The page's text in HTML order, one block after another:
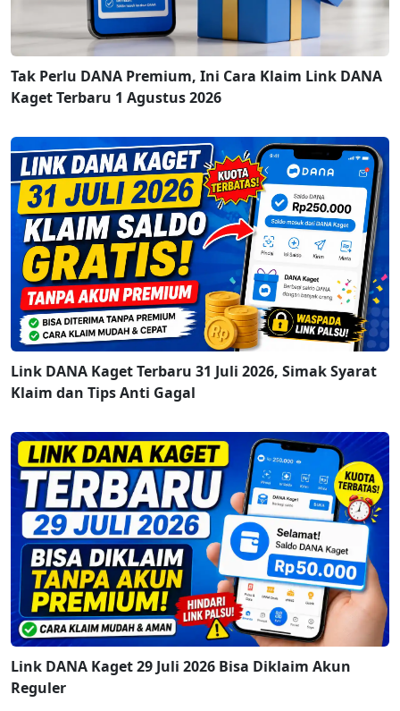
Tak Perlu DANA Premium, Ini Cara Klaim Link DANA
Kaget Terbaru 1 Agustus 2026
Link DANA Kaget Terbaru 31 Juli 2026, Simak Syarat
Klaim dan Tips Anti Gagal
Link DANA Kaget 29 Juli 2026 Bisa Diklaim Akun
Reguler